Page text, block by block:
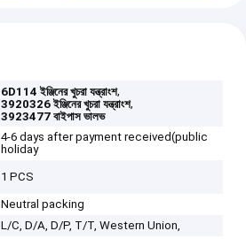
6D114 ইঞ্জিনের খুচরা যন্ত্রাংশ,
3920326 ইঞ্জিনের খুচরা যন্ত্রাংশ,
3923477 বাইপাস ভালভ
4-6 days after payment received(public
holiday
1 PCS
Neutral packing
L/C, D/A, D/P, T/T, Western Union,